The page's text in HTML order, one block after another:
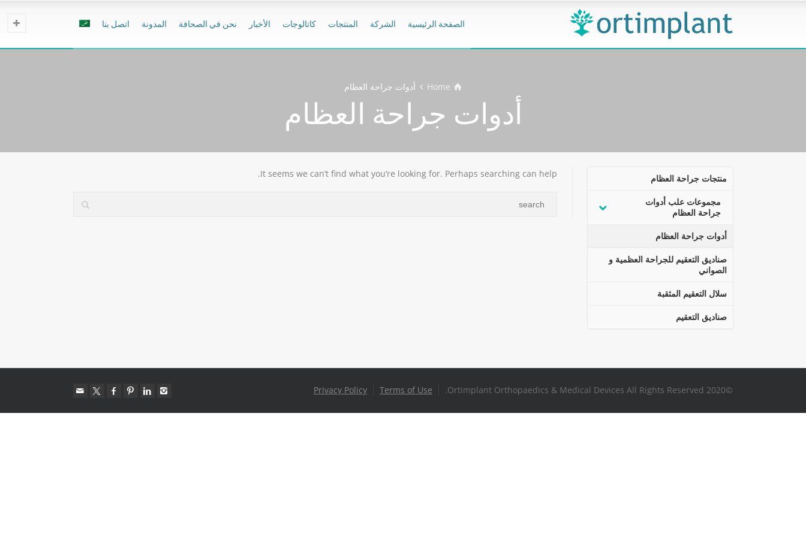
الصفحة الرئيسية الشركة المنتجات كاتالوجات الأخبار نحن في الصحافة المدونة اتصل بنا
Home أدوات جراحة العظام
أدوات جراحة العظام
It seems we can’t find what you’re looking for. Perhaps searching can help. منتجات جراحة العظام
مجموعات علب أدوات
جراحة العظام
أدوات جراحة العظام
صناديق التعقيم للجراحة العظمية و
الصواني
سلال التعقيم المثقبة
صناديق التعقيم
©2020 Ortimplant Orthopaedics & Medical Devices All Rights Reserved.
Terms of Use
Privacy Policy